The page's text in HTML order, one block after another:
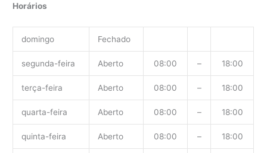
Horários
domingo Fechado
segunda-feira Aberto 08:00 – 18:00
terça-feira Aberto 08:00 – 18:00
quarta-feira Aberto 08:00 – 18:00
quinta-feira Aberto 08:00 – 18:00